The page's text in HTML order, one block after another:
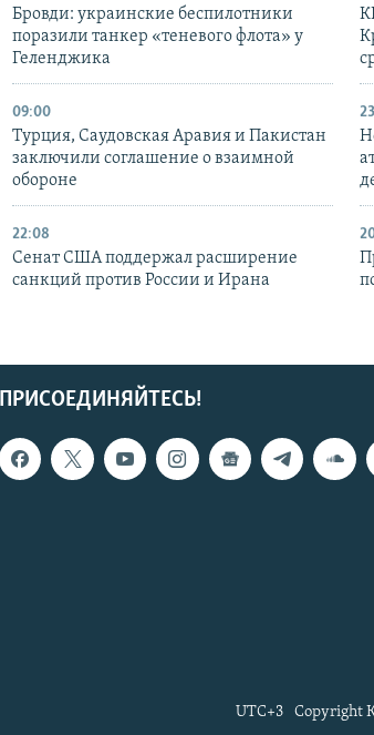
Бровди: украинские беспилотники
поразили танкер «теневого флота» у
Геленджика
09:00
Турция, Саудовская Аравия и Пакистан
заключили соглашение о взаимной
обороне
22:08
Сенат США поддержал расширение
санкций против России и Ирана
ПРИСОЕДИНЯЙТЕСЬ!
Copyright
UTC+3